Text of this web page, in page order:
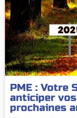
PME : Votre
anticiper
prochaines